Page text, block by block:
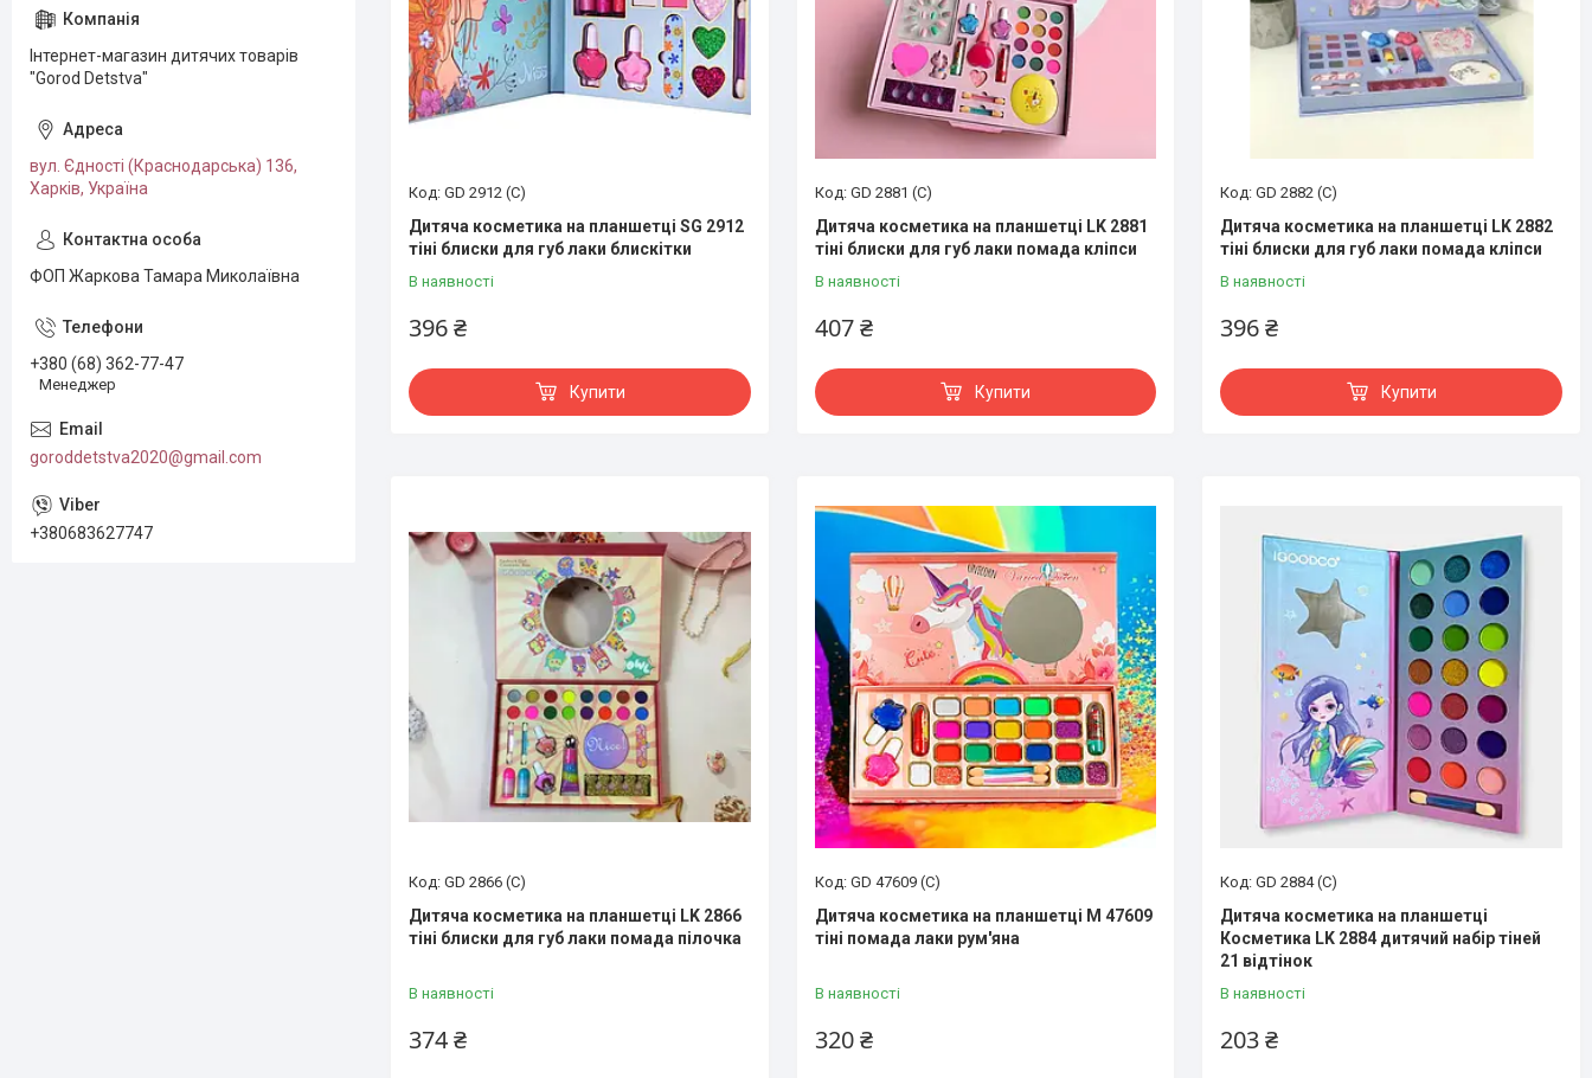
GD 2912 (С)
Дитяча косметика на планшетці SG 2912
тіні блиски для губ лаки блискітки
В наявності
396 ₴
Купити
GD 2881 (С)
Дитяча косметика на планшетці LK 2881
тіні блиски для губ лаки помада кліпси
В наявності
407 ₴
Купити
GD 2882 (С)
Дитяча косметика на планшетці LK 2882
тіні блиски для губ лаки помада кліпси
В наявності
396 ₴
Купити
GD 2866 (С)
Дитяча косметика на планшетці LK 2866
тіні блиски для губ лаки помада пілочка
В наявності
374 ₴
GD 47609 (С)
Дитяча косметика на планшетці M 47609
тіні помада лаки рум'яна
В наявності
320 ₴
GD 2884 (С)
Дитяча косметика на планшетці
Косметика LK 2884 дитячий набір тіней
21 відтінок
В наявності
203 ₴
Інтернет-магазин дитячих товарів
"Gorod Detstva"
вул. Єдності (Краснодарська) 136,
Харків, Україна
ФОП Жаркова Тамара Миколаївна
+380 (68) 362-77-47
Менеджер
goroddetstva2020@gmail.com
+380683627747